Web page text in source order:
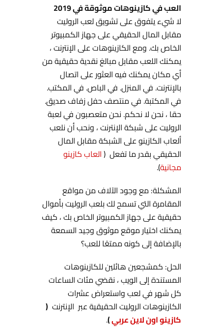
العب في كازينوهات موثوقة في 2019
لا شيء يتفوق على تشويق لعب الروليت
مقابل المال الحقيقي على جهاز الكمبيوتر
الخاص بك. ومع الكازينوهات على الإنترنت ،
يمكنك اللعب مقابل مبالغ نقدية حقيقية من
أي مكان يمكنك فيه العثور على اتصال
بالإنترنت. في المنزل. في الباص. في المكتب.
في المكتبة. في منتصف حفل زفاف صديق.
حقا ، نحن لا نحكم. نحن متعصبون في لعبة
الروليت على شبكة الإنترنت ، ونحب أن نلعب
ألعاب الكازينو على الشبكة مقابل المال
الحقيقي بقدر ما تفعل (العاب كازينو
مجانية).
المشكلة: مع وجود الآلاف من مواقع
المقامرة التي تسمح لك بلعب الروليت بأموال
حقيقية على جهاز الكمبيوتر الخاص بك ، كيف
يمكنك اختيار موقع موثوق وجيد السمعة
بالإضافة إلى كونه ممتعًا للعب؟
الحل: كمشجعين هائلين للكازينوهات
المستندة إلى الويب ، نقضي مئات الساعات
كل شهر في لعب واستعراض عشرات
الكازينوهات الروليت الحقيقية عبر الإنترنت (
كازينو اون لاين عربي)
.